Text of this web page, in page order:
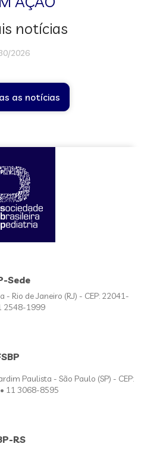
notícias
2026
as notícias
Sede
- Rio de Janeiro (RJ) - CEP: 22041-
2548-1999
Paulista - São Paulo (SP) - CEP:
11 3068-8595
RS